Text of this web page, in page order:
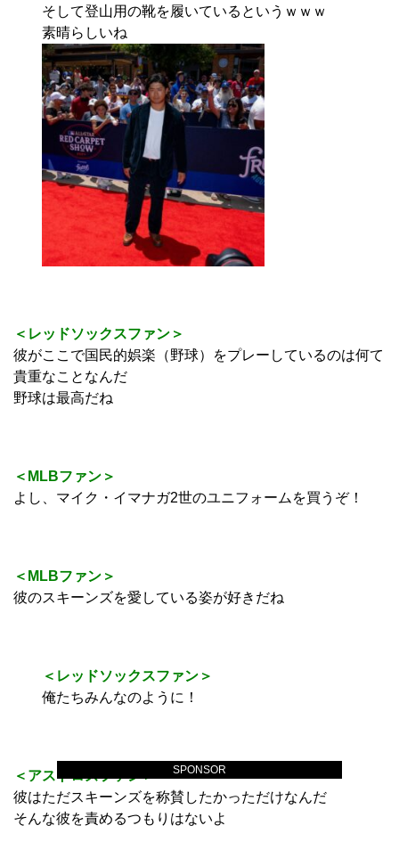
SPONSOR
そして登山用の靴を履いているというｗｗｗ
素晴らしいね
＜レッドソックスファン＞
彼がここで国民的娯楽（野球）をプレーしているのは何て
貴重なことなんだ
野球は最高だね
＜MLBファン＞
よし、マイク・イマナガ2世のユニフォームを買うぞ！
＜MLBファン＞
彼のスキーンズを愛している姿が好きだね
＜レッドソックスファン＞
俺たちみんなのように！
＜アストロズファン＞
彼はただスキーンズを称賛したかっただけなんだ
そんな彼を責めるつもりはないよ